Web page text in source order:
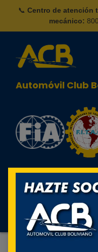
📞 Centro de atención
mecánico:
Automóvil Club